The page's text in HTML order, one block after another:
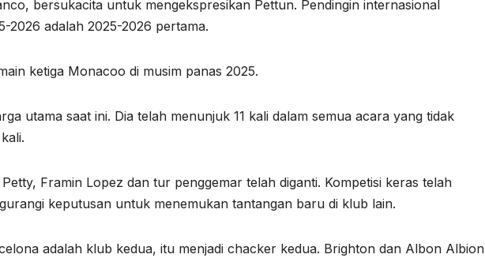
bersukacita untuk mengekspresikan Pettun. Pendingin internasional
2026 adalah 2025-2026 pertama.
ketiga Monacoo di musim panas 2025.
utama saat ini. Dia telah menunjuk 11 kali dalam semua acara yang tidak
Framin Lopez dan tur penggemar telah diganti. Kompetisi keras telah
keputusan untuk menemukan tantangan baru di klub lain.
adalah klub kedua, itu menjadi chacker kedua. Brighton dan Albon Albion